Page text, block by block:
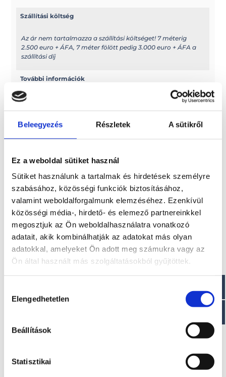
Beleegyezés Részletek A sütikről
Ez a weboldal sütiket használ
Sütiket használunk a tartalmak és hirdetések személyre
szabásához, közösségi funkciók biztosításához,
valamint weboldalforgalmunk elemzéséhez. Ezenkívül
közösségi média-, hirdető- és elemező partnereinkkel
megosztjuk az Ön weboldalhasználatra vonatkozó
adatait, akik kombinálhatják az adatokat más olyan
adatokkal, amelyeket Ön adott meg számukra vagy az
Ön által használt más szolgáltatásokból gyűjtöttek.
kiválasztása
Elengedhetetlen
Beállítások
Statisztikai
Belső hossz: 550 cm
Paraméterek
Szélesség: 259 cm
Belső szélesség: 143 cm
Szerkezet magassága: 92 cm
Szállítási költség
Az ár nem tartalmazza a szállítási költséget! 7 méterig
2.500 euro + ÁFA, 7 méter fölött pedig 3.000 euro + ÁFA a
szállítási díj
További információk
A típussal kapcsolatos további információkat az alábbi
weboldalon találhatja meg: selvamarine.com/en/
Érdekel!